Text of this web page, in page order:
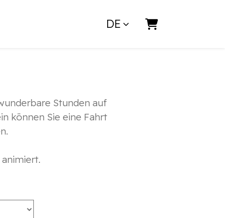
DE
Warenkorb
Stunden auf
können Sie eine Fahrt
animiert.